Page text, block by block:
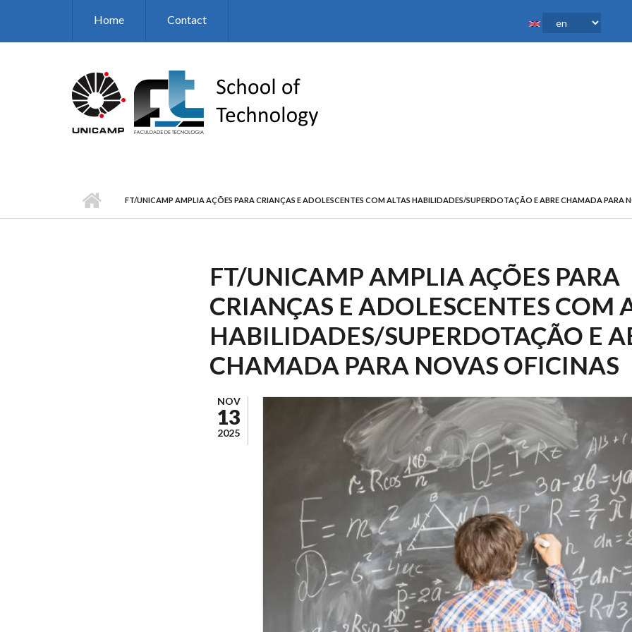
Home Contact
FT/UNICAMP AMPLIA AÇÕES PARA CRIANÇAS E ADOLESCENTES COM ALTAS HABILIDADES/SUPERDOTAÇÃO E ABRE CHAMADA PARA
FT/UNICAMP AMPLIA AÇÕES PARA
CRIANÇAS E ADOLESCENTES COM
HABILIDADES/SUPERDOTAÇÃO E
CHAMADA PARA NOVAS OFICINAS
NOV
13
2025